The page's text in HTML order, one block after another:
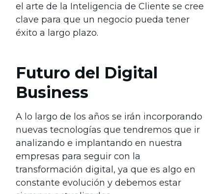
el arte de la Inteligencia de Cliente se cree
clave para que un negocio pueda tener
éxito a largo plazo.
Futuro del Digital
Business
A lo largo de los años se irán incorporando
nuevas tecnologías que tendremos que ir
analizando e implantando en nuestra
empresas para seguir con la
transformación digital, ya que es algo en
constante evolución y debemos estar